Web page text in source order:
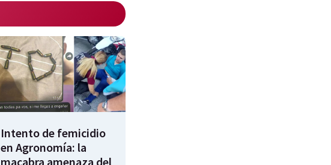
Intento de femicidio
en Agronomía: la
macabra amenaza del